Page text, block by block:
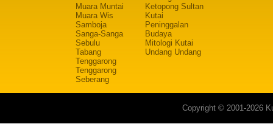
Muara Muntai
Muara Wis
Samboja
Sanga-Sanga
Sebulu
Tabang
Tenggarong
Tenggarong
Seberang
Ketopong Sultan
Kutai
Peninggalan
Budaya
Mitologi Kutai
Undang Undang
Copyright © 2001-2026